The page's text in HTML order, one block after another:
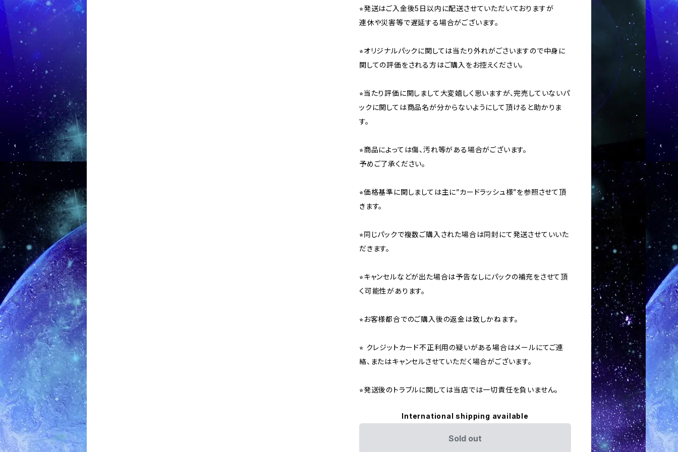
⭐︎発送はご入金後5日以内に配送させていただいておりますが
連休や災害等で遅延する場合がございます。
⭐︎オリジナルパックに関しては当たり外れがごさいますので中身に
関しての評価をされる方はご購入をお控えください。
⭐︎当たり評価に関しまして大変嬉しく思いますが、完売していないパ
ックに関しては商品名が分からないようにして頂けると助かりま
す。
⭐︎商品によっては傷、汚れ等がある場合がございます。
予めご了承ください。
⭐︎価格基準に関しましては主に”カードラッシュ様”を参照させて頂
きます。
⭐︎同じパックで複数ご購入された場合は同封にて発送させていいた
だきます。
⭐︎キャンセルなどが出た場合は予告なしにパックの補充をさせて頂
く可能性があります。
⭐︎お客様都合でのご購入後の返金は致しかねます。
⭐︎ クレジットカード不正利用の疑いがある場合はメールにてご連
絡、またはキャンセルさせていただく場合がございます。
⭐︎発送後のトラブルに関しては当店では一切責任を負いません。
International shipping available
Sold out